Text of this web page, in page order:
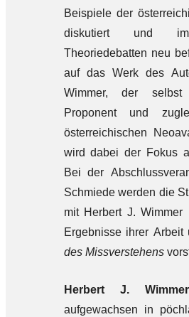
Beispiele der
diskutiert und
Theoriedebatten neu
auf das Werk des
Wimmer, der selbst
Proponent und
österreichischen
wird dabei der Fokus
Bei der
Schmiede werden die
mit Herbert J.
Ergebnisse ihrer Arbeit
des Missverstehens
Herbert J. Wimmer
aufgewachsen in